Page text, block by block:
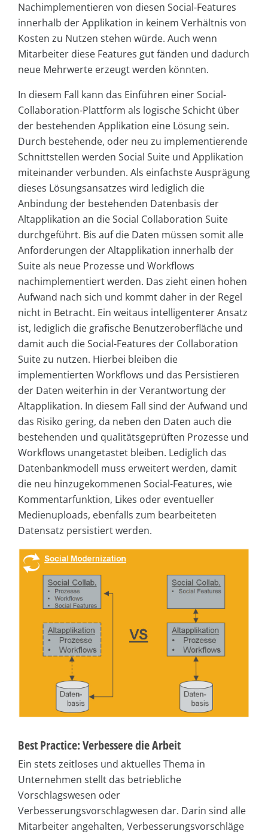
Nachimplementieren von diesen Social-Features
innerhalb der Applikation in keinem Verhältnis von
Kosten zu Nutzen stehen würde. Auch wenn
Mitarbeiter diese Features gut fänden und dadurch
neue Mehrwerte erzeugt werden könnten.
In diesem Fall kann das Einführen einer Social-
Collaboration-Plattform als logische Schicht über
der bestehenden Applikation eine Lösung sein.
Durch bestehende, oder neu zu implementierende
Schnittstellen werden Social Suite und Applikation
miteinander verbunden. Als einfachste Ausprägung
dieses Lösungsansatzes wird lediglich die
Anbindung der bestehenden Datenbasis der
Altapplikation an die Social Collaboration Suite
durchgeführt. Bis auf die Daten müssen somit alle
Anforderungen der Altapplikation innerhalb der
Suite als neue Prozesse und Workflows
nachimplementiert werden. Das zieht einen hohen
Aufwand nach sich und kommt daher in der Regel
nicht in Betracht. Ein weitaus intelligenterer Ansatz
ist, lediglich die grafische Benutzeroberfläche und
damit auch die Social-Features der Collaboration
Suite zu nutzen. Hierbei bleiben die
implementierten Workflows und das Persistieren
der Daten weiterhin in der Verantwortung der
Altapplikation. In diesem Fall sind der Aufwand und
das Risiko gering, da neben den Daten auch die
bestehenden und qualitätsgeprüften Prozesse und
Workflows unangetastet bleiben. Lediglich das
Datenbankmodell muss erweitert werden, damit
die neu hinzugekommenen Social-Features, wie
Kommentarfunktion, Likes oder eventueller
Medienuploads, ebenfalls zum bearbeiteten
Datensatz persistiert werden.
Best Practice: Verbessere die Arbeit
Ein stets zeitloses und aktuelles Thema in
Unternehmen stellt das betriebliche
Vorschlagswesen oder
Verbesserungsvorschlagwesen dar. Darin sind alle
Mitarbeiter angehalten, Verbesserungsvorschläge